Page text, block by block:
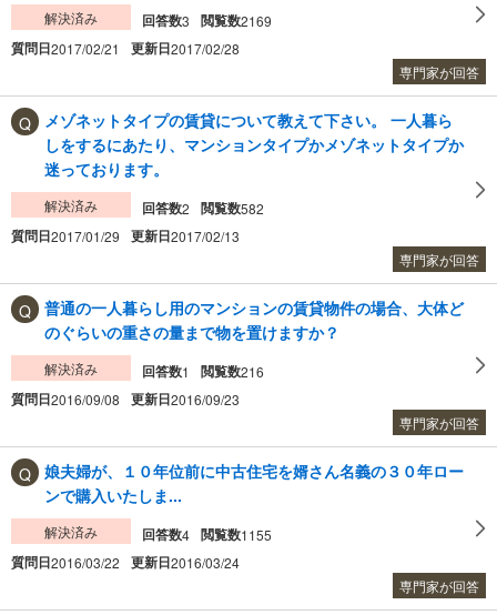
解決済み 回答数3 閲覧数2169
質問日2017/02/21 更新日2017/02/28
専門家が回答
メゾネットタイプの賃貸について教えて下さい。 一人暮ら
しをするにあたり、マンションタイプかメゾネットタイプか
迷っております。
解決済み 回答数2 閲覧数582
質問日2017/01/29 更新日2017/02/13
専門家が回答
普通の一人暮らし用のマンションの賃貸物件の場合、大体ど
のぐらいの重さの量まで物を置けますか？
解決済み 回答数1 閲覧数216
質問日2016/09/08 更新日2016/09/23
専門家が回答
娘夫婦が、１０年位前に中古住宅を婿さん名義の３０年ロー
ンで購入いたしま...
解決済み 回答数4 閲覧数1155
質問日2016/03/22 更新日2016/03/24
専門家が回答